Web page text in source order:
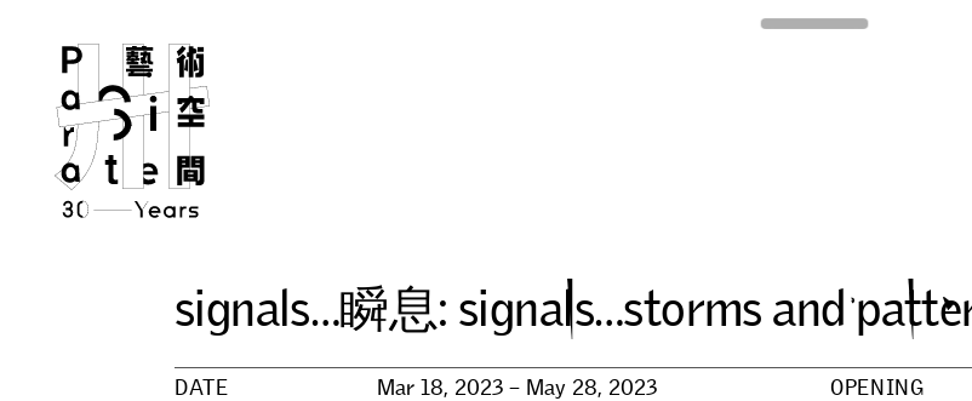
signals…瞬息: signals…storms and patte
DATE
Mar 18, 2023 – May 28, 2023
OPENING